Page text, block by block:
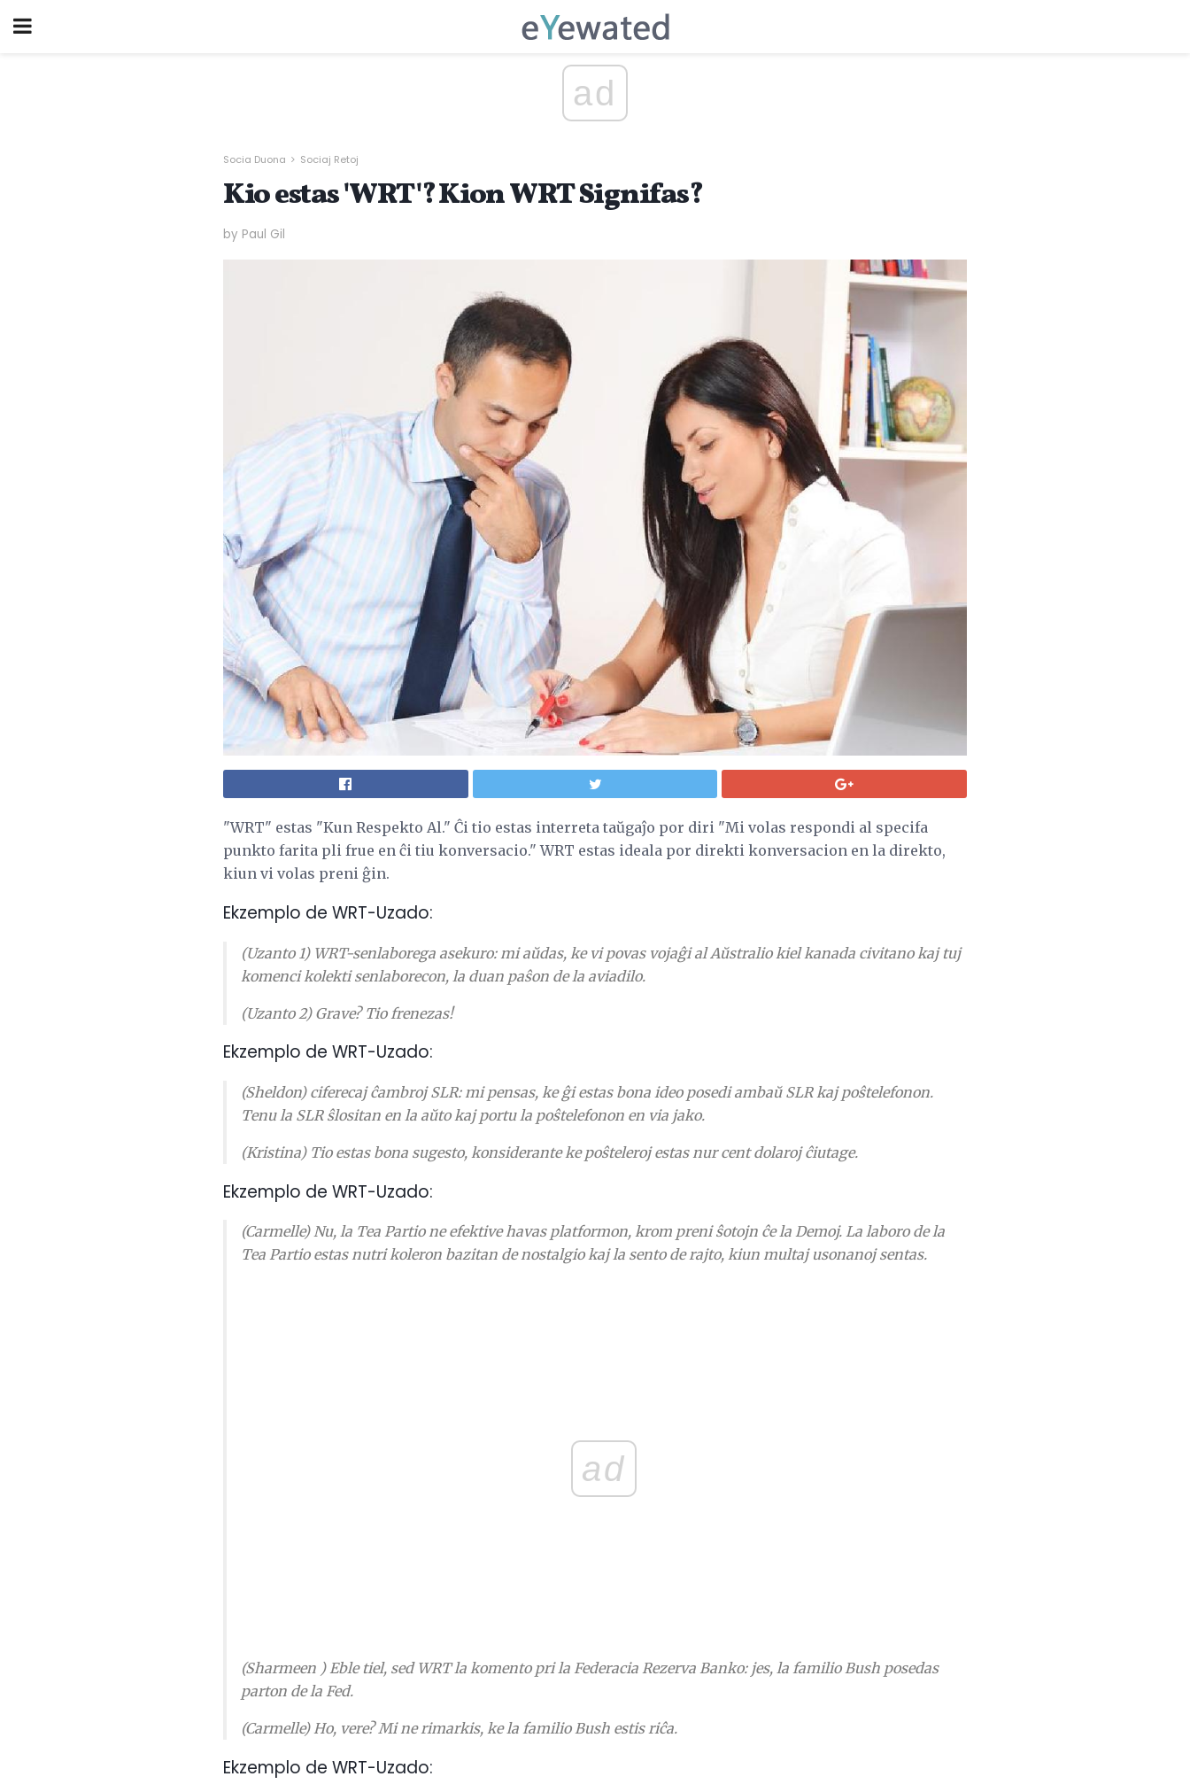
ad
Socia Duona Sociaj Retoj
Kio estas 'WRT'? Kion WRT Signifas?
by Paul Gil
"WRT" estas "Kun Respekto Al." Ĉi tio estas interreta taŭgaĵo por diri "Mi volas respondi al specifa
punkto farita pli frue en ĉi tiu konversacio." WRT estas ideala por direkti konversacion en la direkto,
kiun vi volas preni ĝin.
Ekzemplo de WRT-Uzado:
(Uzanto 1) WRT-senlaborega asekuro: mi aŭdas, ke vi povas vojaĝi al Aŭstralio kiel kanada civitano kaj tuj
komenci kolekti senlaborecon, la duan paŝon de la aviadilo.
(Uzanto 2) Grave? Tio frenezas!
Ekzemplo de WRT-Uzado:
(Sheldon) ciferecaj ĉambroj SLR: mi pensas, ke ĝi estas bona ideo posedi ambaŭ SLR kaj poŝtelefonon.
Tenu la SLR ŝlositan en la aŭto kaj portu la poŝtelefonon en via jako.
(Kristina) Tio estas bona sugesto, konsiderante ke poŝteleroj estas nur cent dolaroj ĉiutage.
Ekzemplo de WRT-Uzado:
(Carmelle) Nu, la Tea Partio ne efektive havas platformon, krom preni ŝotojn ĉe la Demoj. La laboro de la
Tea Partio estas nutri koleron bazitan de nostalgio kaj la sento de rajto, kiun multaj usonanoj sentas.
ad
(Sharmeen ) Eble tiel, sed WRT la komento pri la Federacia Rezerva Banko: jes, la familio Bush posedas
parton de la Fed.
(Carmelle) Ho, vere? Mi ne rimarkis, ke la familio Bush estis riĉa.
Ekzemplo de WRT-Uzado: